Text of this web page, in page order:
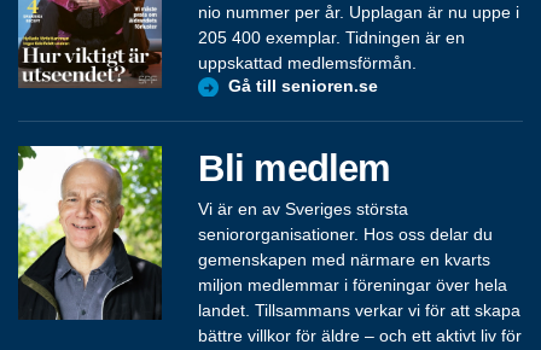
nio nummer per år. Upplagan är nu uppe i
205 400 exemplar. Tidningen är en
uppskattad medlemsförmån.
Gå till senioren.se
Bli medlem
Vi är en av Sveriges största
seniororganisationer. Hos oss delar du
gemenskapen med närmare en kvarts
miljon medlemmar i föreningar över hela
landet. Tillsammans verkar vi för att skapa
bättre villkor för äldre – och ett aktivt liv för